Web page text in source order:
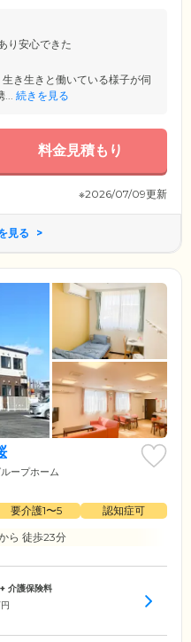
り安心できた
き生きと働いている様子が伺
... 続きを見る
料金見積もり
※2026/07/09更新
見る
ープホーム
要介護1〜5
認知症可
ら 徒歩23分
介護保険料